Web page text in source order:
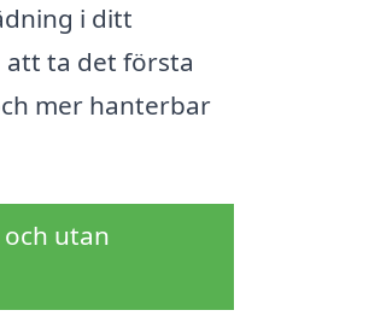
i ditt
att ta det första
mer hanterbar
utan